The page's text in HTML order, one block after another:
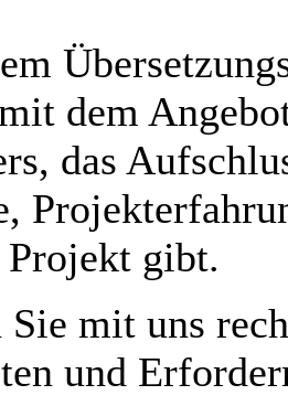
dem
das
gibt.
Sie mit uns
und